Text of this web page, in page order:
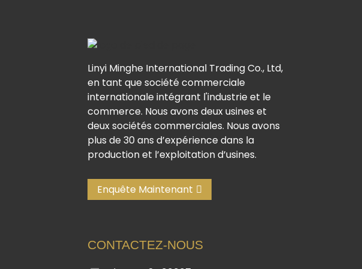
Linyi Minghe International Trading Co., Ltd,
en tant que société commerciale
internationale intégrant l'industrie et le
commerce. Nous avons deux usines et
deux sociétés commerciales. Nous avons
plus de 30 ans d’expérience dans la
production et l’exploitation d’usines.
Enquête Maintenant
CONTACTEZ-NOUS